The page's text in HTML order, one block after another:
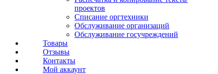
проектов
Списание оргтехники
Обслуживание организаций
Обслуживание госучреждений
Товары
Отзывы
Контакты
Мой аккаунт